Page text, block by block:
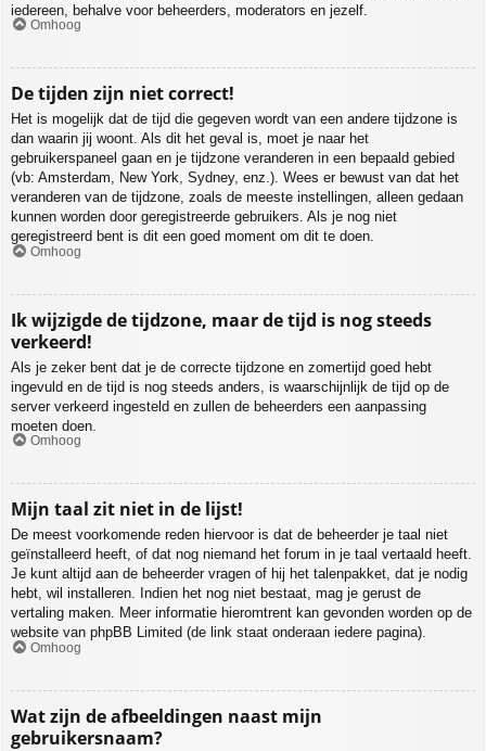
iedereen, behalve voor beheerders, moderators en jezelf.
Omhoog
De tijden zijn niet correct!
Het is mogelijk dat de tijd die gegeven wordt van een andere tijdzone is
dan waarin jij woont. Als dit het geval is, moet je naar het
gebruikerspaneel gaan en je tijdzone veranderen in een bepaald gebied
(vb: Amsterdam, New York, Sydney, enz.). Wees er bewust van dat het
veranderen van de tijdzone, zoals de meeste instellingen, alleen gedaan
kunnen worden door geregistreerde gebruikers. Als je nog niet
geregistreerd bent is dit een goed moment om dit te doen.
Omhoog
Ik wijzigde de tijdzone, maar de tijd is nog steeds
verkeerd!
Als je zeker bent dat je de correcte tijdzone en zomertijd goed hebt
ingevuld en de tijd is nog steeds anders, is waarschijnlijk de tijd op de
server verkeerd ingesteld en zullen de beheerders een aanpassing
moeten doen.
Omhoog
Mijn taal zit niet in de lijst!
De meest voorkomende reden hiervoor is dat de beheerder je taal niet
geïnstalleerd heeft, of dat nog niemand het forum in je taal vertaald heeft.
Je kunt altijd aan de beheerder vragen of hij het talenpakket, dat je nodig
hebt, wil installeren. Indien het nog niet bestaat, mag je gerust de
vertaling maken. Meer informatie hieromtrent kan gevonden worden op de
website van phpBB Limited (de link staat onderaan iedere pagina).
Omhoog
Wat zijn de afbeeldingen naast mijn
gebruikersnaam?